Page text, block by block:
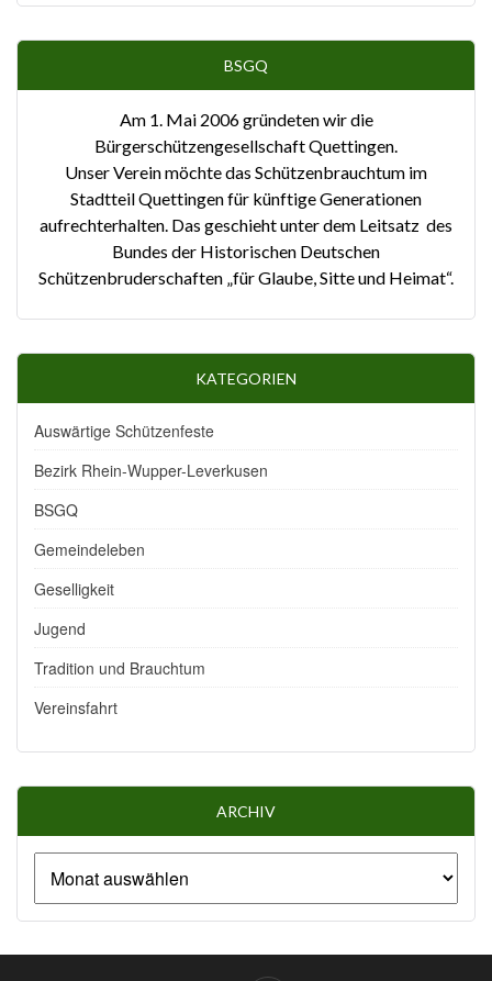
BSGQ
Am 1. Mai 2006 gründeten wir die
Bürgerschützengesellschaft Quettingen.
Unser Verein möchte das Schützenbrauchtum im
Stadtteil Quettingen für künftige Generationen
aufrechterhalten. Das geschieht unter dem Leitsatz des
Bundes der Historischen Deutschen
Schützenbruderschaften „für Glaube, Sitte und Heimat“.
KATEGORIEN
Auswärtige Schützenfeste
Bezirk Rhein-Wupper-Leverkusen
BSGQ
Gemeindeleben
Geselligkeit
Jugend
Tradition und Brauchtum
Vereinsfahrt
ARCHIV